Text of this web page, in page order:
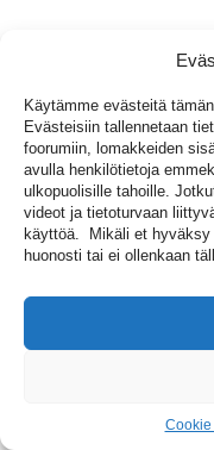
Käytämme evästeitä
Evästeisiin tallennetaan
foorumiin, lomakkeiden
avulla henkilötietoja
ulkopuolisille tahoille.
videot ja tietoturvaan
käyttöä. Mikäli et
huonosti tai ei ollenkaan
Cookie